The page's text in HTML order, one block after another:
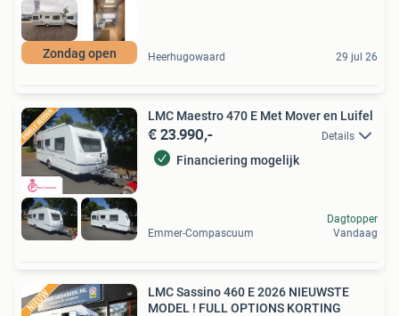
Zondag open Heerhugowaard 29 jul 26
LMC Maestro 470 E Met Mover en Luifel
€ 23.990,- Details
Financiering mogelijk
Emmer-Compascuum
Dagtopper
Vandaag
LMC Sassino 460 E 2026 NIEUWSTE
MODEL ! FULL OPTIONS KORTING